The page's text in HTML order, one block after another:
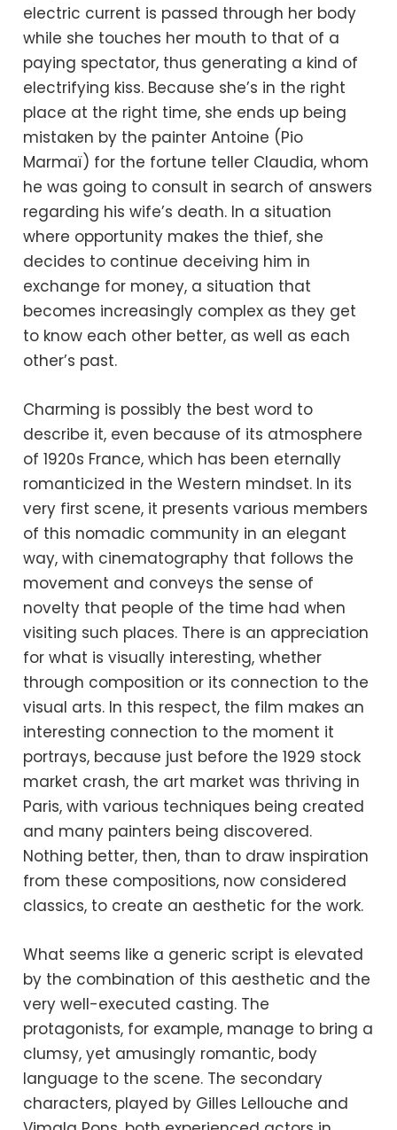
electric current is passed through her body
while she touches her mouth to that of a
paying spectator, thus generating a kind of
electrifying kiss. Because she’s in the right
place at the right time, she ends up being
mistaken by the painter Antoine (Pio
Marmaï) for the fortune teller Claudia, whom
he was going to consult in search of answers
regarding his wife’s death. In a situation
where opportunity makes the thief, she
decides to continue deceiving him in
exchange for money, a situation that
becomes increasingly complex as they get
to know each other better, as well as each
other’s past.
Charming is possibly the best word to
describe it, even because of its atmosphere
of 1920s France, which has been eternally
romanticized in the Western mindset. In its
very first scene, it presents various members
of this nomadic community in an elegant
way, with cinematography that follows the
movement and conveys the sense of
novelty that people of the time had when
visiting such places. There is an appreciation
for what is visually interesting, whether
through composition or its connection to the
visual arts. In this respect, the film makes an
interesting connection to the moment it
portrays, because just before the 1929 stock
market crash, the art market was thriving in
Paris, with various techniques being created
and many painters being discovered.
Nothing better, then, than to draw inspiration
from these compositions, now considered
classics, to create an aesthetic for the work.
What seems like a generic script is elevated
by the combination of this aesthetic and the
very well-executed casting. The
protagonists, for example, manage to bring a
clumsy, yet amusingly romantic, body
language to the scene. The secondary
characters, played by Gilles Lellouche and